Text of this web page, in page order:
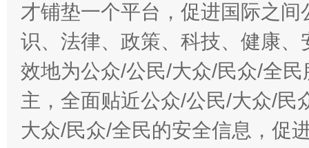
才铺垫一个平台，促进国际之
识、法律、政策、科技、健康
效地为公众/公民/大众/民众/全
主，全面贴近公众/公民/大众/民
大众/民众/全民的安全信息，促